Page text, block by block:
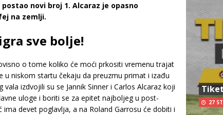
novi broj 1. Alcaraz je opasno
na zemlji.
sve bolje!
o tome koliko će moći prkositi vremenu trajat
niskom startu čekaju da preuzmu primat i izađu
izdvojili su se Jannik Sinner i Carlos Alcaraz koji
uloge i boriti se za epitet najboljeg u post-
devet poglavlja, a na Roland Garrosu će dobiti i
27